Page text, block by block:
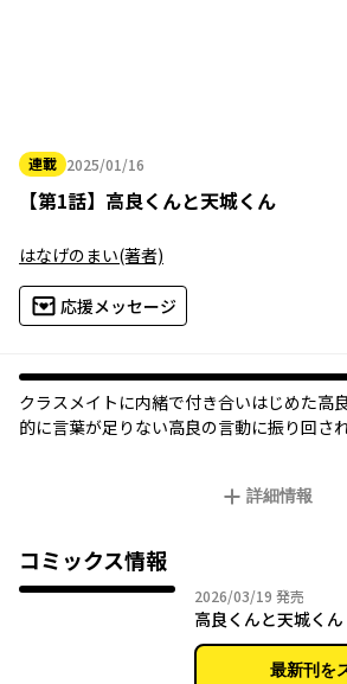
連載 2025/01/16
2025年01月16日
【第1話】 高良くんと天城くん
はなげのまい(著者)
応援メッセージ
クラスメイトに内緒で付き合いはじめた高
的に言葉が足りない高良の言動に振り回さ
詳細情報
コミックス情報
2026/03/19 2026年03月
発売
高良くんと天城くん
最新刊を